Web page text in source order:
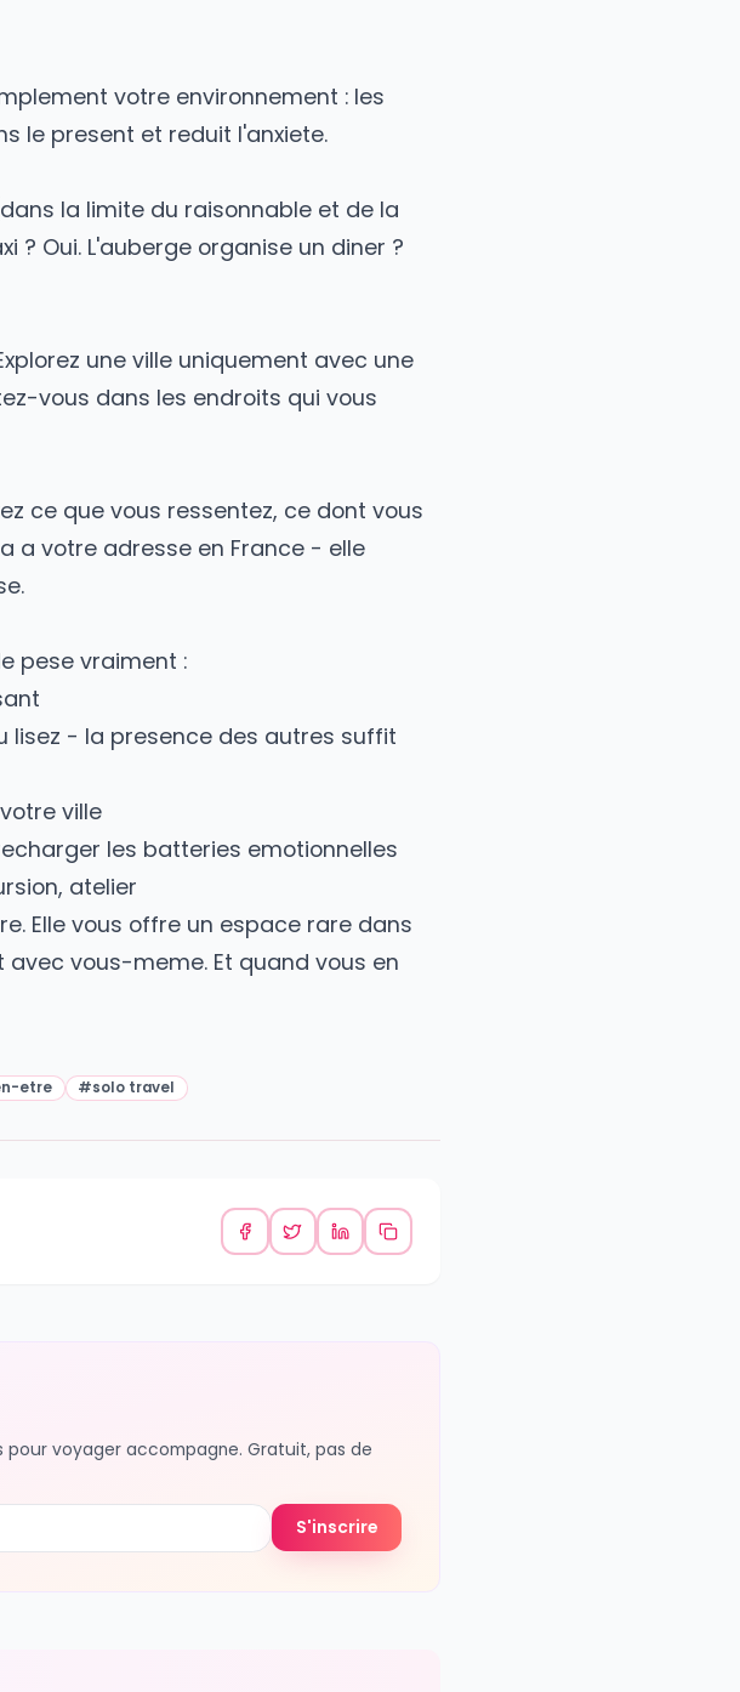
jamais. Cette vue est pour vous, et vous
appris. Le journal transforme la solitude en
des mois plus tard est un tresor
simplement votre environnement : les
dans le present et reduit l'anxiete.
(dans la limite du raisonnable et de la
un taxi ? Oui. L'auberge organise un diner ?
Explorez une ville uniquement avec une
arretez-vous dans les endroits qui vous
ce que vous ressentez, ce dont vous
la a votre adresse en France - elle
passe.
recharger les batteries emotionnelles
#bien-etre #solo travel